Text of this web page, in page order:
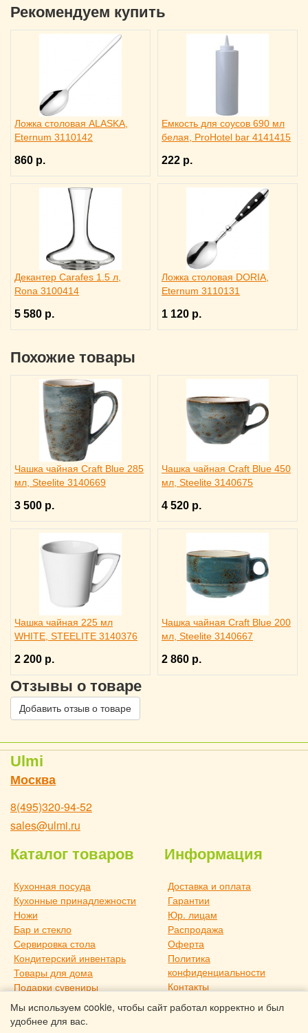
Мы используем cookie, чтобы сайт работал корректно и был
удобнее для вас.
Рекомендуем купить
Ложка столовая ALASKA,
Eternum 3110142
860 р.
Емкость для соусов 690 мл
белая, ProHotel bar 4141415
222 р.
Декантер Carafes 1.5 л,
Rona 3100414
5 580 р.
Ложка столовая DORIA,
Eternum 3110131
1 120 р.
Похожие товары
Чашка чайная Craft Blue 285
мл, Steelite 3140669
3 500 р.
Чашка чайная Craft Blue 450
мл, Steelite 3140675
4 520 р.
Чашка чайная 225 мл
WHITE, STEELITE 3140376
2 200 р.
Чашка чайная Craft Blue 200
мл, Steelite 3140667
2 860 р.
Отзывы о товаре
Добавить отзыв о товаре
Ulmi
Москва
8(495)320-94-52
sales@ulmi.ru
Каталог товаров
Кухонная посуда
Кухонные принадлежности
Ножи
Бар и стекло
Сервировка стола
Кондитерский инвентарь
Товары для дома
Подарки сувениры
Дача и отдых
Новое поступление
Товары для дома TouchLife
Информация
Доставка и оплата
Гарантии
Юр. лицам
Распродажа
Оферта
Политика
конфиденциальности
Контакты
О компании
Статьи